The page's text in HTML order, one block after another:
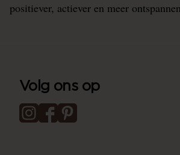
positiever, actiever en meer
Volg ons op